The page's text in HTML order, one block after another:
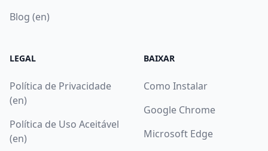
Blog (en)
LEGAL
Política de Privacidade
(en)
Política de Uso Aceitável
(en)
BAIXAR
Como Instalar
Google Chrome
Microsoft Edge